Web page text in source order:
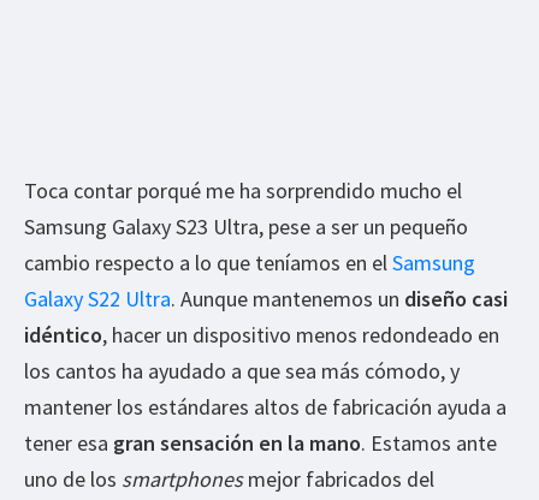
Toca contar porqué me ha sorprendido mucho el
Samsung Galaxy S23 Ultra, pese a ser un pequeño
cambio respecto a lo que teníamos en elSamsung
Galaxy S22 Ultra. Aunque mantenemos un diseño casi
idéntico, hacer un dispositivo menos redondeado en
los cantos ha ayudado a que sea más cómodo, y
mantener los estándares altos de fabricación ayuda a
tener esa gran sensación en la mano. Estamos ante
uno de los smartphonesmejor fabricados del